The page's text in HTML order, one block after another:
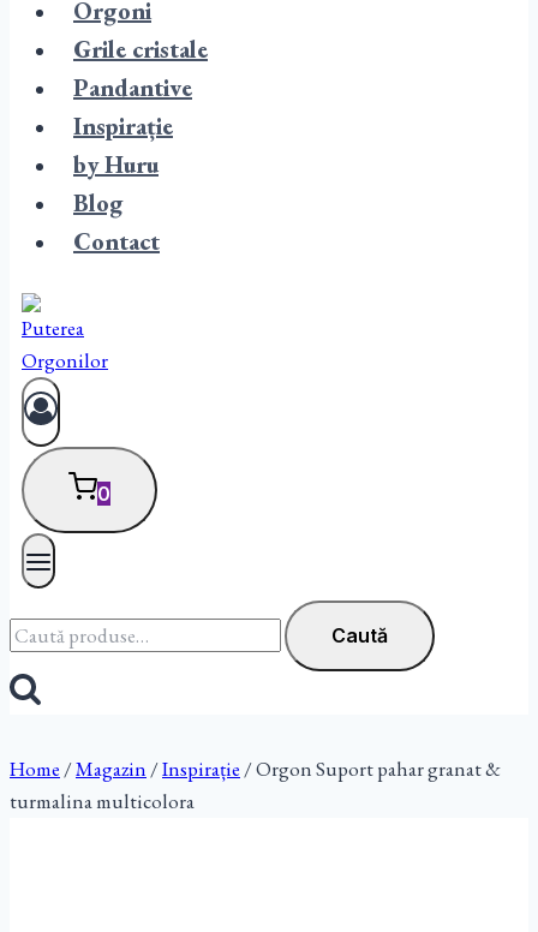
Orgoni
Grile cristale
Pandantive
Inspirație
by Huru
Blog
Contact
0
Caută
după:
Caută
Home /Magazin /Inspirație /Orgon Suport pahar granat &
turmalina multicolora